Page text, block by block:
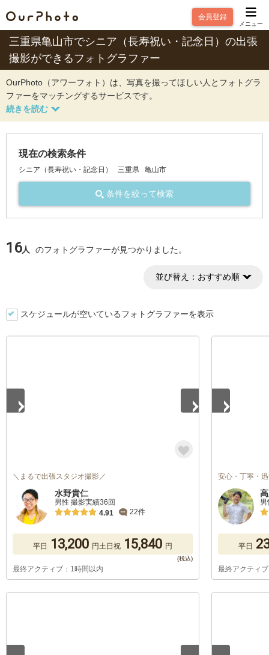
会員登録
メニュー
三重県亀山市でシニア（長寿祝い・記念日）の出張
撮影ができるフォトグラファー
OurPhoto（アワーフォト）は、写真を撮ってほしい人とフォトグラ
ファーをマッチングするサービスです。
現在の検索条件
シニア（長寿祝い・記念日） 三重県 亀山市
条件を絞って検索
16人 のフォトグラファーが見つかりました。
並び替え： おすすめ順
スケジュールが空いているフォトグラファーを表示
＼まるで出張スタジオ撮影／
水野貴仁
男性 撮影実績36回
4.91
22件
平日 13,200 円土日祝 15,840 円
最終アクティブ：1時間以内
安心・丁寧・
平日
最終アクティ